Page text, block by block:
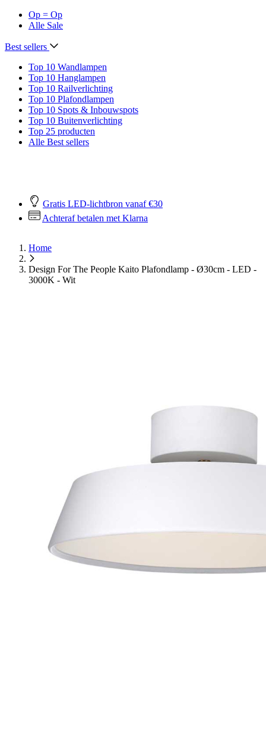
Op = Op
Alle Sale
Best sellers
Top 10 Wandlampen
Top 10 Hanglampen
Top 10 Railverlichting
Top 10 Plafondlampen
Top 10 Spots & Inbouwspots
Top 10 Buitenverlichting
Top 25 producten
Alle Best sellers
Gratis LED-lichtbron vanaf €30
Achteraf betalen met Klarna
Home
Design For The People Kaito Plafondlamp - Ø30cm - LED -
3000K - Wit